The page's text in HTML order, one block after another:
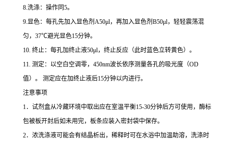
8.洗涤：操作同 5。
9.显色：每孔先加入显色剂 A50μl，再加入显色剂 B50μl，轻轻震荡混
匀， 37℃避光显色15分钟。
10. 终止：每孔加终止液50μl，终止反应（此时蓝色立转黄色）。
11. 测定：以空白空调零， 450nm波长依序测量各孔的吸光度（OD
值）。
测定应在加终止液后15分钟以内进行。
注意事项
1．试剂盒从冷藏环境中取出应在室温平衡15-30分钟后方可使用，酶标
包被板开封后如未用完，板条应装入密封袋中保存。
2．浓洗涤液可能会有结晶析出，稀释时可在水浴中加温助溶，洗涤时